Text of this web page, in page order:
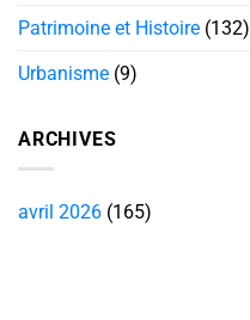
Patrimoine et Histoire (132)
Urbanisme (9)
ARCHIVES
avril 2026 (165)